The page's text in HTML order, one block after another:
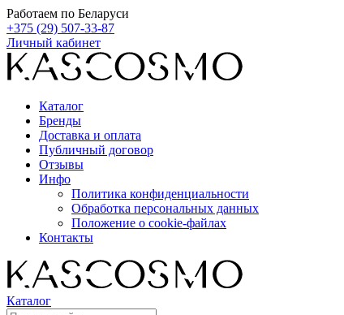
Работаем по Беларуси
+375 (29) 507-33-87
Личный кабинет
Каталог
Бренды
Доставка и оплата
Публичный договор
Отзывы
Инфо
Политика конфиденциальности
Обработка персональных данных
Положение о cookie-файлах
Контакты
Каталог